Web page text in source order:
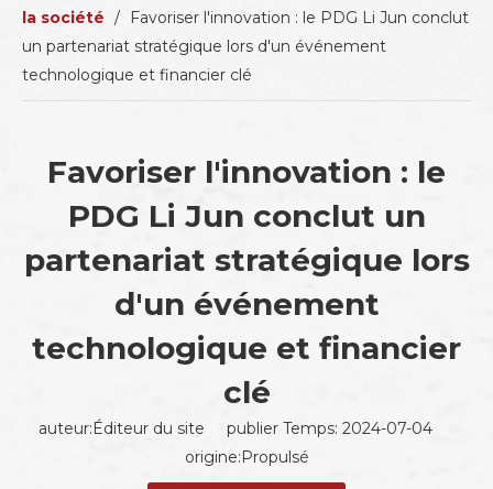
la société /
Favoriser l'innovation : le PDG Li Jun conclut
un partenariat stratégique lors d'un événement
technologique et financier clé
Favoriser l'innovation : le
PDG Li Jun conclut un
partenariat stratégique lors
d'un événement
technologique et financier
clé
auteur:Éditeur du site publier Temps: 2024-07-04
origine:Propulsé